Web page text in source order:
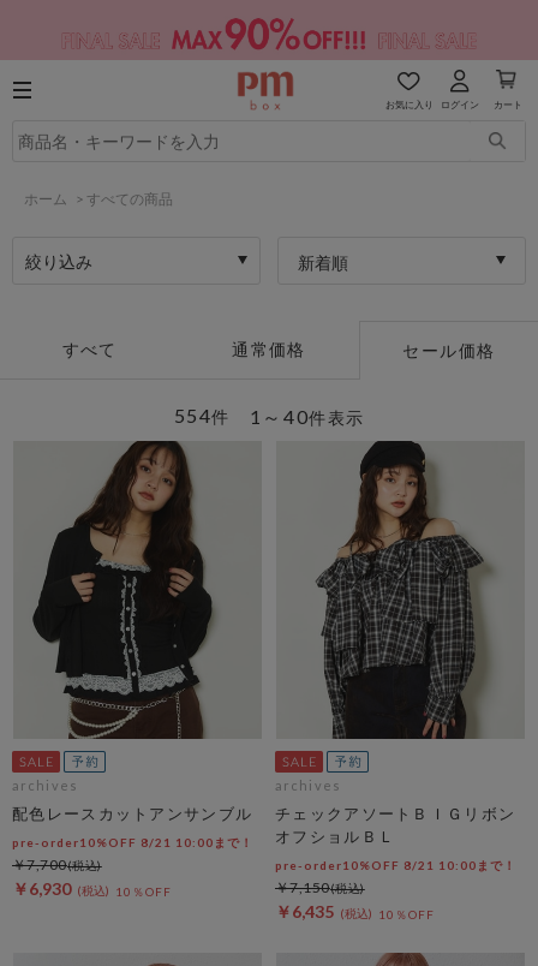
お気に入り ログイン カート
ホーム > すべての商品
絞り込み 新着順
すべて 通常価格 セール価格
1～40件表示
554件
archives
配色レースカットアンサンブル
pre-order10%OFF 8/21 10:00まで！
￥6,930 10％OFF
￥7,700
archives
チェックアソートＢＩＧリボン
オフショルＢＬ
pre-order10%OFF 8/21 10:00まで！
￥6,435 10％OFF
￥7,150